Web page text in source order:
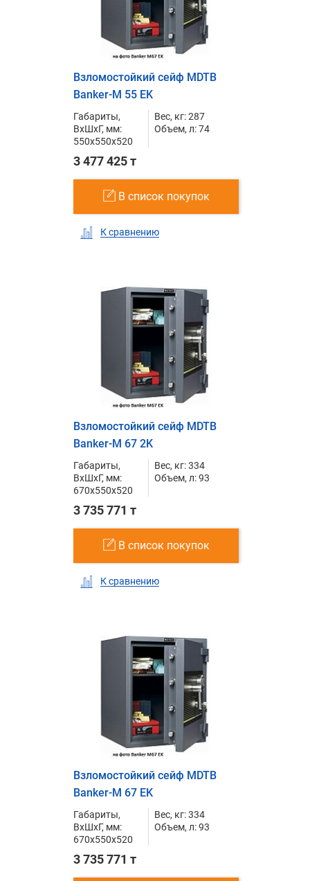
Взломостойкий сейф MDTB
Banker-M 55 EK
Габариты,
ВxШxГ, мм:
550x550x520
Вес, кг: 287
Объем, л: 74
3 477 425 т
В список покупок
К сравнению
Взломостойкий сейф MDTB
Banker-M 67 2K
Габариты,
ВxШxГ, мм:
670x550x520
Вес, кг: 334
Объем, л: 93
3 735 771 т
В список покупок
К сравнению
Взломостойкий сейф MDTB
Banker-M 67 EK
Габариты,
ВxШxГ, мм:
670x550x520
Вес, кг: 334
Объем, л: 93
3 735 771 т